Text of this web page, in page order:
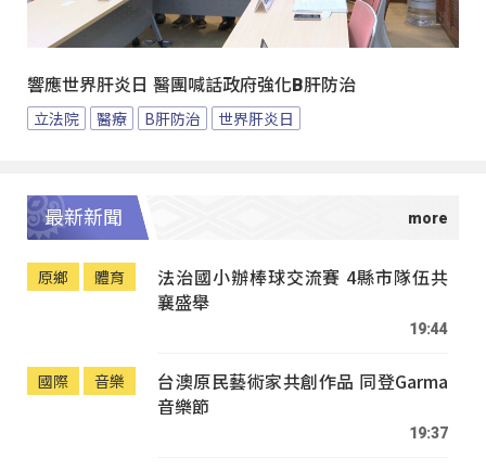
響應世界肝炎日 醫團喊話政府強化B肝防治
立法院 醫療 B肝防治 世界肝炎日
最新新聞
原鄉 體育
法治國小辦棒球交流賽 4縣市隊伍共
襄盛舉
19:44
國際 音樂
台澳原民藝術家共創作品 同登Garma
音樂節
19:37